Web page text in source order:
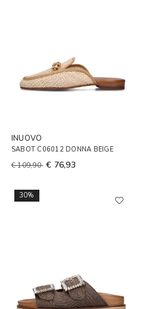
INUOVO
SABOT C06012 DONNA BEIGE
€ 109,90 € 76,93
30%